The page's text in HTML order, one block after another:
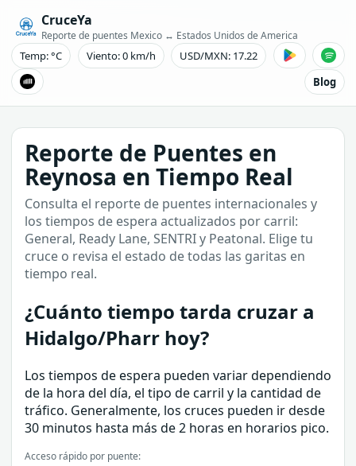
CruceYa
Reporte de puentes Mexico ↔ Estados Unidos de America
Temp: °C Viento: 0 km/h
USD/MXN: 17.22
Blog
Reporte de Puentes en
Reynosa en Tiempo Real
Consulta el reporte de puentes internacionales y
los tiempos de espera actualizados por carril:
General, Ready Lane, SENTRI y Peatonal. Elige tu
cruce o revisa el estado de todas las garitas en
tiempo real.
¿Cuánto tiempo tarda cruzar a
Hidalgo/Pharr hoy?
Los tiempos de espera pueden variar dependiendo
de la hora del día, el tipo de carril y la cantidad de
tráfico. Generalmente, los cruces pueden ir desde
30 minutos hasta más de 2 horas en horarios pico.
Acceso rápido por puente: